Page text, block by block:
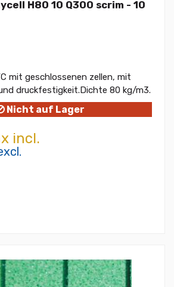
H80 10 Q300 scrim - 10
mit geschlossenen zellen, mit
druckfestigkeit.Dichte 80 kg/m3.
Nicht auf Lager
incl.